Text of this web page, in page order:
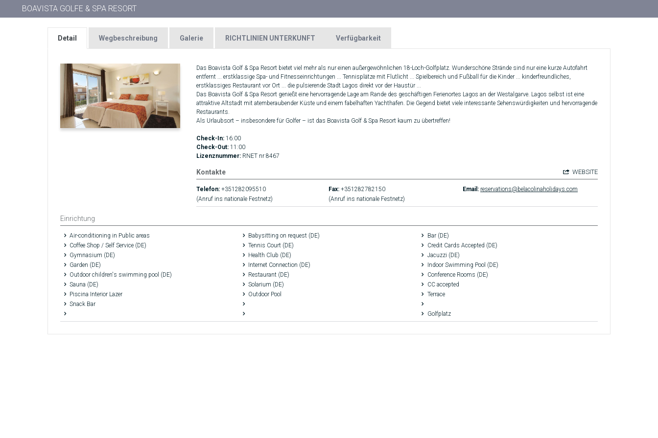
BOAVISTA GOLFE & SPA RESORT
Detail Wegbeschreibung Galerie RICHTLINIEN UNTERKUNFT Verfügbarkeit
Das Boavista Golf & Spa Resort bietet viel mehr als nur einen außergewöhnlichen 18-Loch-Golfplatz. Wunderschöne Strände sind nur eine kurze Autofahrt
entfernt ... erstklassige Spa- und Fitnesseinrichtungen ... Tennisplätze mit Flutlicht ... Spielbereich und Fußball für die Kinder ... kinderfreundliches,
erstklassiges Restaurant vor Ort ... die pulsierende Stadt Lagos direkt vor der Haustür ...
Das Boavista Golf & Spa Resort genießt eine hervorragende Lage am Rande des geschäftigen Ferienortes Lagos an der Westalgarve. Lagos selbst ist eine
attraktive Altstadt mit atemberaubender Küste und einem fabelhaften Yachthafen. Die Gegend bietet viele interessante Sehenswürdigkeiten und hervorragende
Restaurants.
Als Urlaubsort – insbesondere für Golfer – ist das Boavista Golf & Spa Resort kaum zu übertreffen!
Check-In: 16:00
Check-Out: 11:00
Lizenznummer: RNET nr 8467
Kontakte WEBSITE
Telefon: +351282095510
(Anruf ins nationale Festnetz)
Fax:+351282782150
(Anruf ins nationale Festnetz)
Email: reservations@belacolinaholidays.com
Einrichtung
Air-conditioning in Public areas Babysitting on request (DE)
Bar (DE)
Coffee Shop / Self Service (DE)
Tennis Court (DE)
Credit Cards Accepted (DE)
Gymnasium (DE)
Health Club (DE)
Jacuzzi (DE)
Garden (DE)
Internet Connection (DE)
Indoor Swimming Pool (DE)
Outdoor children's swimming pool (DE)
Restaurant (DE)
Conference Rooms (DE)
Sauna (DE)
Solarium (DE)
CC accepted
Piscina Interior Lazer
Outdoor Pool
Terrace
Snack Bar
Golfplatz